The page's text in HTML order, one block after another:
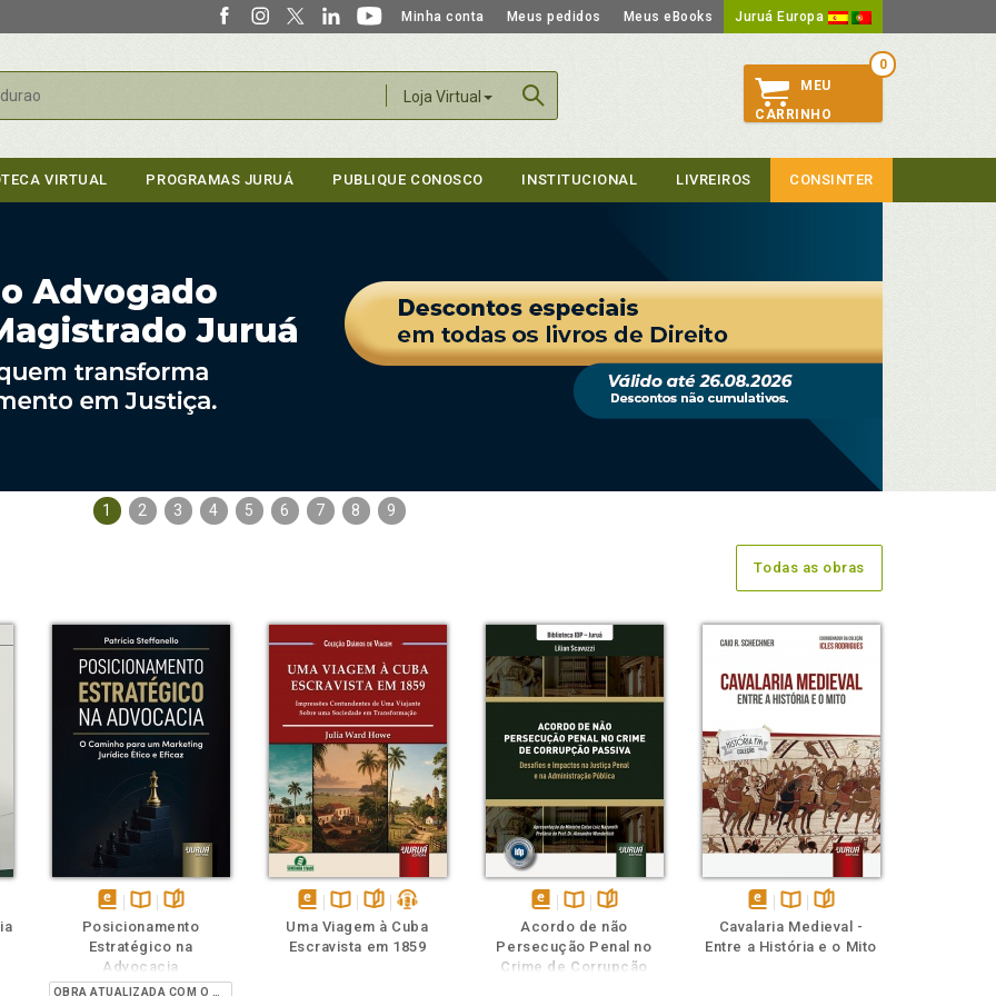
Minha conta Meus pedidos Meus eBooks Juruá Europa
Loja Virtual
0
MEU
CARRINHO
VIRTUAL PROGRAMAS JURUÁ PUBLIQUE CONOSCO INSTITUCIONAL LIVREIROS CONSINTER
1 2 3 4 5 6 7 8 9
Todas as obras
disponível
em
eBook
Disponível
na
B.V.
páginas
Posicionamento
Estratégico na
Advocacia
disponível
em
Disponível
na
páginaspodcast
Uma Viagem à Cuba
Escravista em 1859
disponível
em
eBook
Disponível
na
B.V.
páginas
Acordo de não
Persecução Penal no
Crime de Corrupção
Também
disponível
em
Disponível
na
páginas
Cavalaria Medieval -
Entre a História e o Mito